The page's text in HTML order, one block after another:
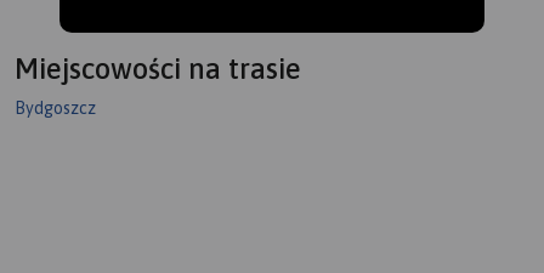
Miejscowości na trasie
Bydgoszcz